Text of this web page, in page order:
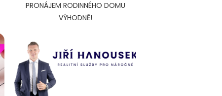
PRONÁJEM RODINNÉHO DOMU
VÝHODNĚ!